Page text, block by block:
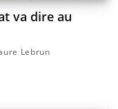
va dire au
Lebrun